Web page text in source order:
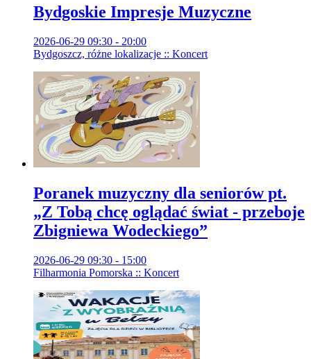
Bydgoskie Impresje Muzyczne
2026-06-29 09:30 - 20:00
Bydgoszcz, różne lokalizacje :: Koncert
Poranek muzyczny dla seniorów pt.
„Z Tobą chcę oglądać świat - przeboje
Zbigniewa Wodeckiego”
2026-06-29 09:30 - 15:00
Filharmonia Pomorska :: Koncert